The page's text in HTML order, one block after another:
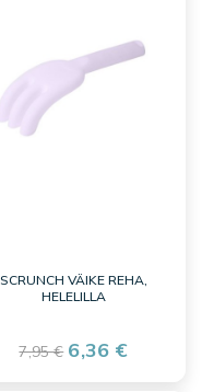
SCRUNCH VÄIKE REHA,
HELELILLA
7,95 € 6,36 €